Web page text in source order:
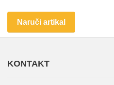
Naruči artikal
KONTAKT